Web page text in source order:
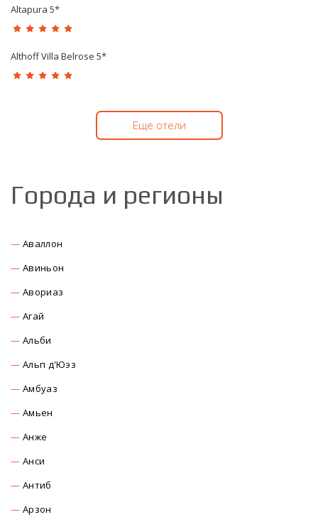
Altapura 5*
Althoff Villa Belrose 5*
Еще отели
Города и регионы
Аваллон
Авиньон
Авориаз
Агай
Альби
Альп д'Юэз
Амбуаз
Амьен
Анже
Анси
Антиб
Арзон